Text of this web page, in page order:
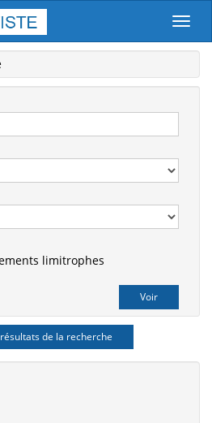
limitrophes
de la recherche